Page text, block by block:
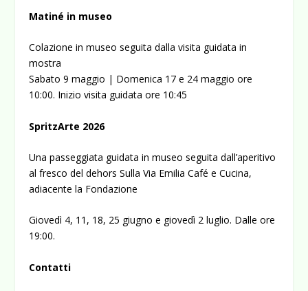
Matiné in museo
Colazione in museo seguita dalla visita guidata in
mostra
Sabato 9 maggio | Domenica 17 e 24 maggio ore
10:00. Inizio visita guidata ore 10:45
SpritzArte 2026
Una passeggiata guidata in museo seguita dall’aperitivo
al fresco del dehors Sulla Via Emilia Café e Cucina,
adiacente la Fondazione
Giovedì 4, 11, 18, 25 giugno e giovedì 2 luglio. Dalle ore
19:00.
Contatti